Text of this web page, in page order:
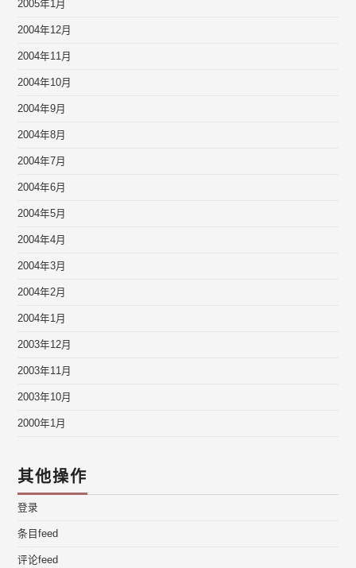
2005年1月
2004年12月
2004年11月
2004年10月
2004年9月
2004年8月
2004年7月
2004年6月
2004年5月
2004年4月
2004年3月
2004年2月
2004年1月
2003年12月
2003年11月
2003年10月
2000年1月
其他操作
登录
条目feed
评论feed